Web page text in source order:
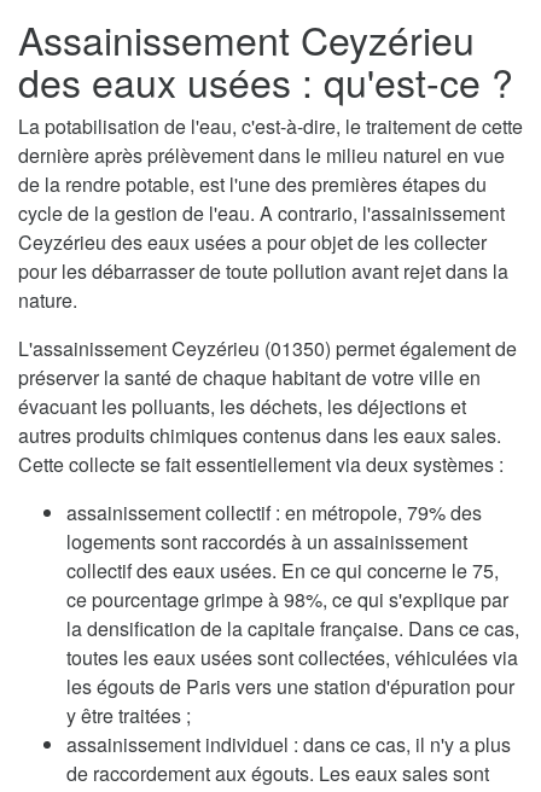
Assainissement Ceyzérieu
des eaux usées : qu'est-ce ?
La potabilisation de l'eau, c'est-à-dire, le traitement de cette
dernière après prélèvement dans le milieu naturel en vue
de la rendre potable, est l'une des premières étapes du
cycle de la gestion de l'eau. A contrario, l'assainissement
Ceyzérieu des eaux usées a pour objet de les collecter
pour les débarrasser de toute pollution avant rejet dans la
nature.
L'assainissement Ceyzérieu (01350) permet également de
préserver la santé de chaque habitant de votre ville en
évacuant les polluants, les déchets, les déjections et
autres produits chimiques contenus dans les eaux sales.
Cette collecte se fait essentiellement via deux systèmes :
assainissement collectif : en métropole, 79% des
logements sont raccordés à un assainissement
collectif des eaux usées. En ce qui concerne le 75,
ce pourcentage grimpe à 98%, ce qui s'explique par
la densification de la capitale française. Dans ce cas,
toutes les eaux usées sont collectées, véhiculées via
les égouts de Paris vers une station d'épuration pour
y être traitées ;
assainissement individuel : dans ce cas, il n'y a plus
de raccordement aux égouts. Les eaux sales sont